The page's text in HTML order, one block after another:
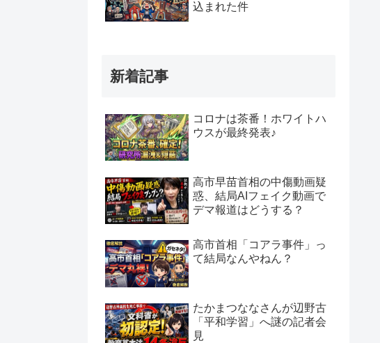
込まれた件
新着記事
コロナは茶番！ホワイトハ
ウスが最終発表♪
高市早苗首相の中傷動画疑
惑、結局AIフェイク動画で
デマ報道はどうする？
高市首相「コアラ事件」っ
て結局なんやねん？
たかまつななさんが辺野古
「平和学習」へ謎の記者会
見